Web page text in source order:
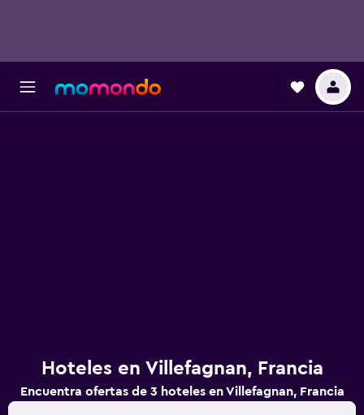
Hoteles en Villefagnan, Francia
Encuentra ofertas de 3 hoteles en Villefagnan, Francia